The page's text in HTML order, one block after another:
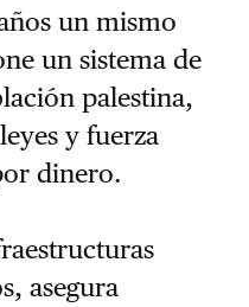
un mismo
un sistema de
palestina,
y fuerza
dinero.
asegura